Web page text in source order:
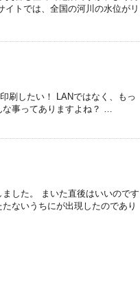
トでは、全国の河川の水位がリ
刷したい！ LANではなく、もっ
な事ってありますよね？ …
した。 まいた直後はいいのです
ないうちにが出現したのであり